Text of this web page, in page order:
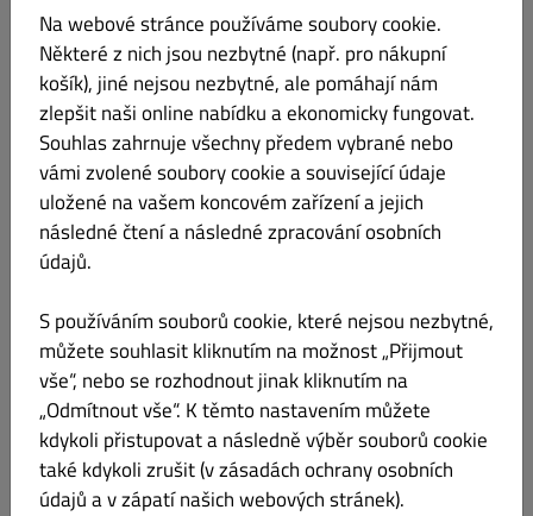
Svou objednávku si však můžeš i vyzvednout v naší
restauraci!
Zvol čas vyzvednutí
Nabídka Pracovní doba Info Alergeny
Restaurace -Líšeňský pivovar
Vyzvednutí za30minut
Platby
Platba v hotovosti, Platba kartou v restauraci.
Na webové stránce používáme soubory cookie.
Některé z nich jsou nezbytné (např. pro nákupní
košík), jiné nejsou nezbytné, ale pomáhají nám
zlepšit naši online nabídku a ekonomicky fungovat.
Souhlas zahrnuje všechny předem vybrané nebo
vámi zvolené soubory cookie a související údaje
uložené na vašem koncovém zařízení a jejich
následné čtení a následné zpracování osobních
údajů.
S používáním souborů cookie, které nejsou nezbytné,
můžete souhlasit kliknutím na možnost „Přijmout
vše“, nebo se rozhodnout jinak kliknutím na
„Odmítnout vše“. K těmto nastavením můžete
kdykoli přistupovat a následně výběr souborů cookie
také kdykoli zrušit (v zásadách ochrany osobních
údajů a v zápatí našich webových stránek).